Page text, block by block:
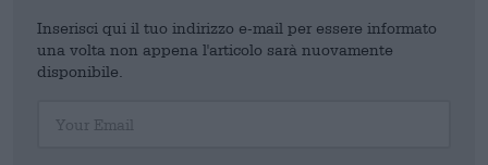
Inserisci qui il tuo indirizzo e-mail per essere informato
una volta non appena l'articolo sarà nuovamente
disponibile.